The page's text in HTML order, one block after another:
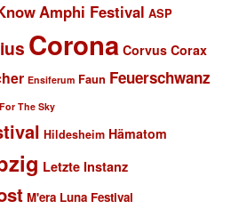
Amphi Festival ASP
Corona Corvus Corax
Ensiferum Faun Feuerschwanz
The Sky
Hildesheim Hämatom
Letzte Instanz
M'era Luna Festival